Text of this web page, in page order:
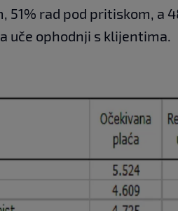
51% rad pod pritiskom, a
uče ophodnji s klijentima.